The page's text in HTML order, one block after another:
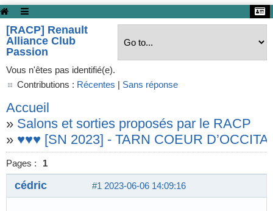
[RACP] Renault
Alliance Club
Passion
Vous n'êtes pas identifié(e).
Contributions : Récentes | Sans réponse
Accueil
» Salons et sorties proposés par le RACP
» ♥♥♥ [SN 2023] - TARN COEUR
Pages : 1
#1 2023-06-06 14:09:16
cédric